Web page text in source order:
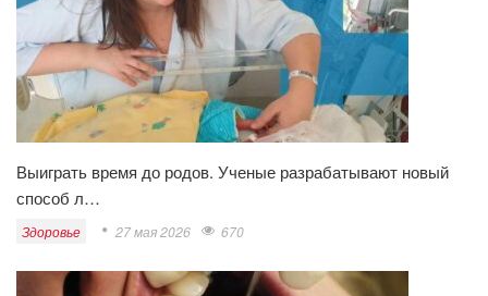
Выиграть время до родов. Ученые разрабатывают новый
способ л…
Здоровье 27 мая 2026 670